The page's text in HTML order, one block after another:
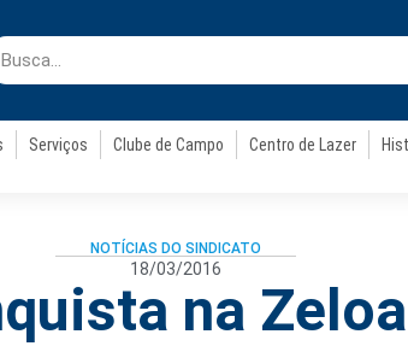
Serviços Clube de Campo Centro de Lazer
NOTÍCIAS DO SINDICATO
18/03/2016
na